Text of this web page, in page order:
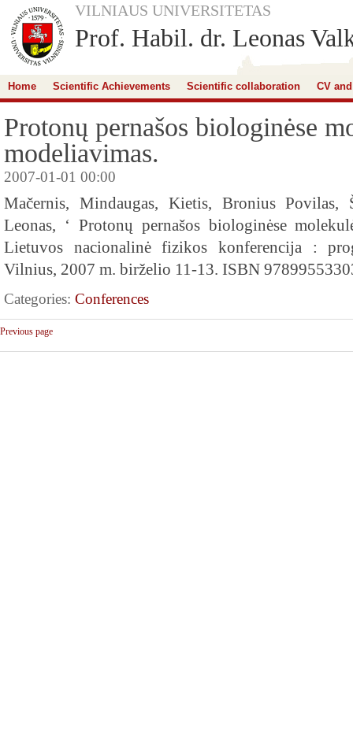
VILNIAUS UNIVERSITETAS
Prof. Habil. dr. Leonas
Home Scientific Achievements Scientific collaboration CV
Protonų pernašos biologinėse
modeliavimas.
2007-01-01 00:00
Mačernis, Mindaugas, Kietis, Bronius Povilas,
Leonas, ‘ Protonų pernašos biologinėse
Lietuvos nacionalinė fizikos konferencija :
Vilnius, 2007 m. birželio 11-13. ISBN
Categories: Conferences
Previous page